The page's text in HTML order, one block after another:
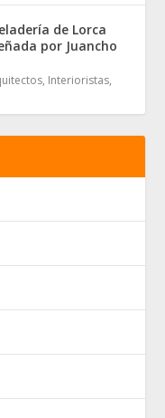
de Lorca
por Juancho
, Interioristas,